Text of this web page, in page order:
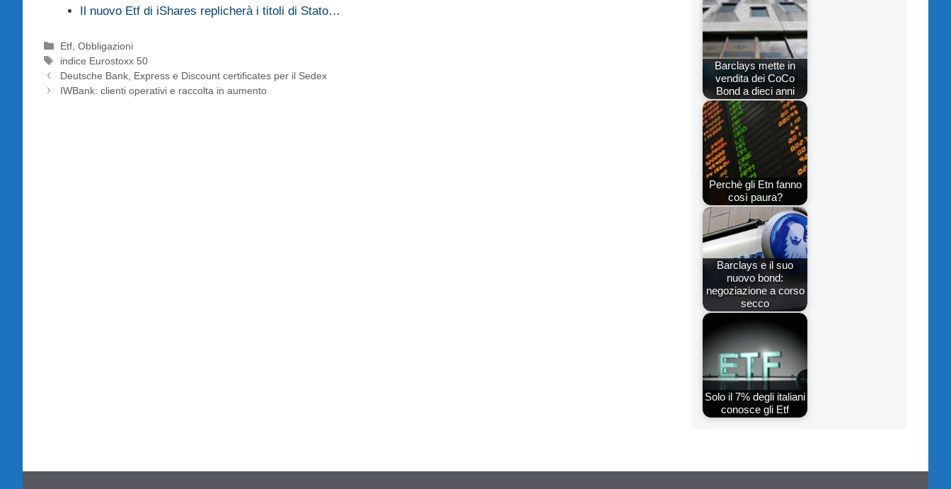
Il nuovo Etf di iShares replicherà i titoli di Stato…
Categorie
Etf ,Obbligazioni
Tag
indice Eurostoxx 50
Deutsche Bank, Express e Discount certificates per il Sedex
IWBank: clienti operativi e raccolta in aumento
Barclays mette in
vendita dei CoCo
Bond a dieci anni
Perchè gli Etn fanno
così paura?
Barclays e il suo
nuovo bond:
negoziazione a corso
secco
Solo il 7% degli italiani
conosce gli Etf